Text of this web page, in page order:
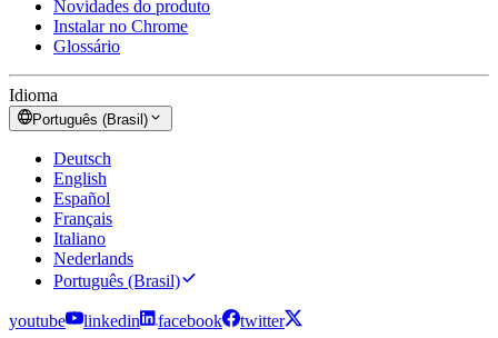
Novidades do produto
Instalar no Chrome
Glossário
Idioma
Português (Brasil)
Deutsch
English
Español
Français
Italiano
Nederlands
Português (Brasil)
youtube linkedin facebook
twitter